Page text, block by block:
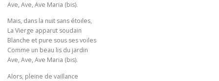
Ave, Ave, Ave Maria (bis).
Mais, dans la nuit sans étoiles,
La Vierge apparut soudain
Blanche et pure sous ses voiles
Comme un beau lis du jardin
Ave, Ave, Ave Maria (bis).
Alors, pleine de vaillance